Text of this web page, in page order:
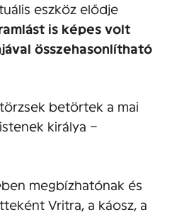
eszköz elődje
is képes volt
összehasonlítható
betörtek a mai
királya –
megbízhatónak és
Vritra, a káosz, a